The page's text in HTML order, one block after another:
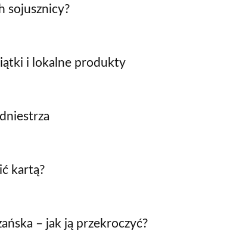
sojusznicy?
i lokalne produkty
kartą?
– jak ją przekroczyć?